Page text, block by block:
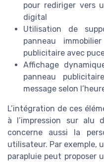
pour rediriger vers
digital
Utilisation de
panneau
publicitaire avec
Affichage
panneau
message selon
L’intégration de ces
à l’impression sur alu
concerne aussi la
utilisateur. Par exemple,
parapluie peut proposer